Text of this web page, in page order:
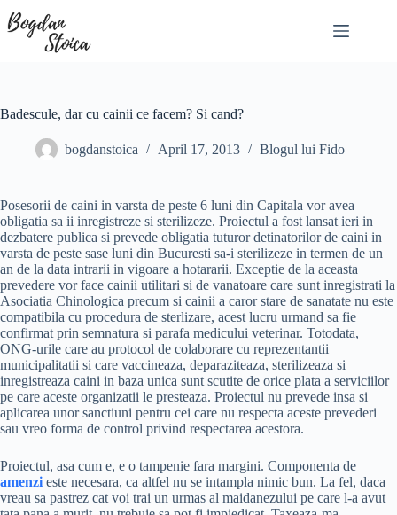
to
content
Badescule, dar cu cainii ce facem? Si cand?
bogdanstoica April 17, 2013 Blogul lui Fido
Posesorii de caini in varsta de peste 6 luni din Capitala vor avea
obligatia sa ii inregistreze si sterilizeze. Proiectul a fost lansat ieri in
dezbatere publica si prevede obligatia tuturor detinatorilor de caini in
varsta de peste sase luni din Bucuresti sa-i sterilizeze in termen de un
an de la data intrarii in vigoare a hotararii. Exceptie de la aceasta
prevedere vor face cainii utilitari si de vanatoare care sunt inregistrati la
Asociatia Chinologica precum si cainii a caror stare de sanatate nu este
compatibila cu procedura de sterlizare, acest lucru urmand sa fie
confirmat prin semnatura si parafa medicului veterinar. Totodata,
ONG-urile care au protocol de colaborare cu reprezentantii
municipalitatii si care vaccineaza, deparaziteaza, sterilizeaza si
inregistreaza caini in baza unica sunt scutite de orice plata a serviciilor
pe care aceste organizatii le presteaza. Proiectul nu prevede insa si
aplicarea unor sanctiuni pentru cei care nu respecta aceste prevederi
sau vreo forma de control privind respectarea acestora.
Proiectul, asa cum e, e o tampenie fara margini. Componenta de
amenzi este necesara, ca altfel nu se intampla nimic bun. La fel, daca
vreau sa pastrez cat voi trai un urmas al maidanezului pe care l-a avut